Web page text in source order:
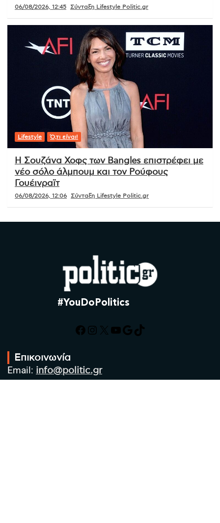
06/08/2026, 12:45 Σύνταξη Lifestyle Politic.gr
Lifestyle Ό,τι είναι!
Η Σουζάνα Χοφς των Bangles επιστρέφει με
νέο σόλο άλμπουμ και τον Ρούφους
Γουέινραϊτ
06/08/2026, 12:06 Σύνταξη Lifestyle Politic.gr
#YouDoPolitics
Facebook
Instagram
X YouTube
Google
TikTok
Επικοινωνία
Email: info@politic.gr
Τηλ: